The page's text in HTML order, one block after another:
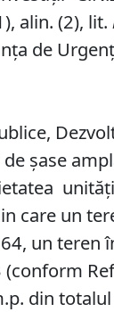
alin. (2), lit.
de
de șase
care un
un
din